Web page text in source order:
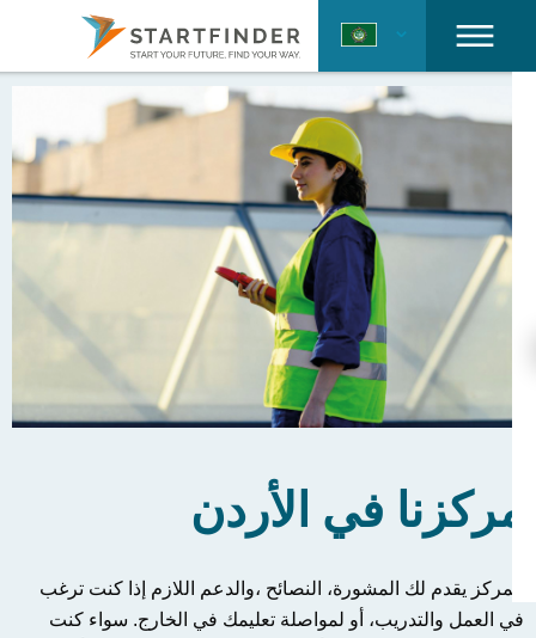
مركزنا في الأردن
المركز يقدم لك المشورة ، النصائح ،والدعم اللازم إذا كنت ترغب
في العمل والتدريب، أو لمواصلة تعليمك في الخارج . سواء كنت